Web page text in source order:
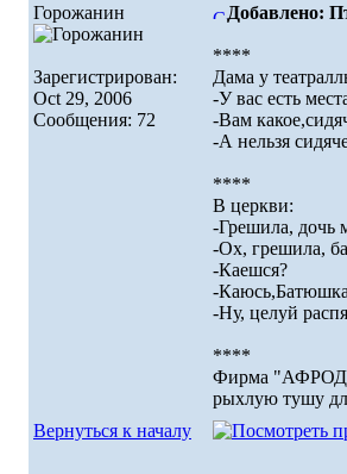
Горожанин
Зарегистрирован:
Oct 29, 2006
Сообщения: 72
Добавлено:
****
Дама у
-У вас есть
-Вам
-А нельзя
****
В церкви:
-Грешила, дочь
-Ох, грешила,
-Каешся?
-
-Ну, целуй
****
Фирма
рыхлую тушу
Вернуться к началу